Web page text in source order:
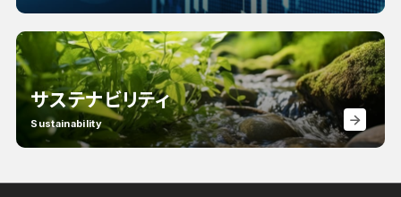
サステナビリティ
Sustainability